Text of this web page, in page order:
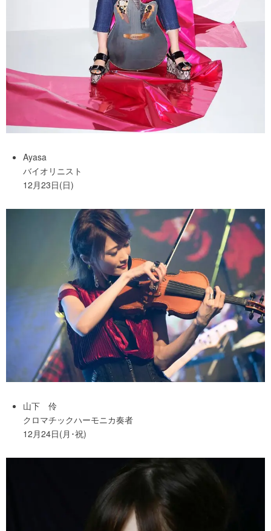
Ayasa
バイオリニスト
12月23日(日)
山下 伶
クロマチックハーモニカ奏者
12月24日(月･祝)